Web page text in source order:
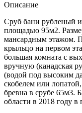
Описание
Сруб бани рубленый
площадью 95м2.
мансардным этажом.
крыльцо на первом
большая комната с
вручную (канадская
(водой под высоким
скобелем или
бревна в срубе 65м3.
области в 2018 году